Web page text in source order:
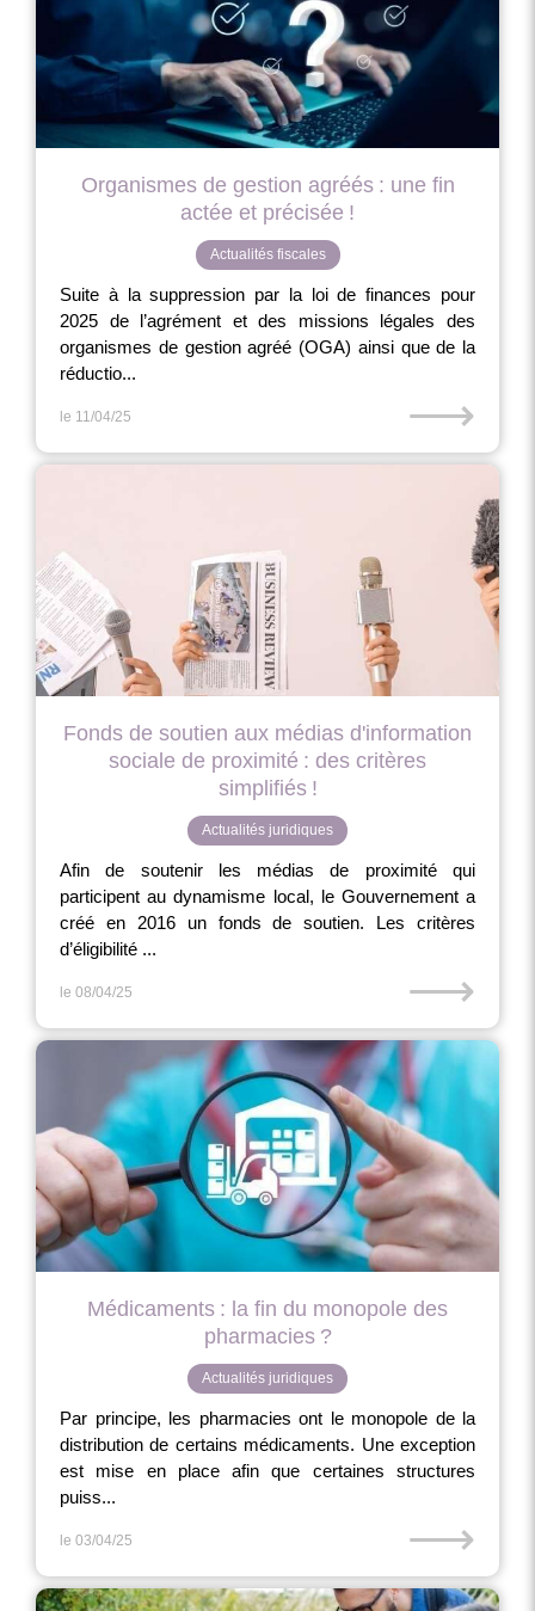
Organismes de gestion agréés : une fin
actée et précisée !
Actualités fiscales
Suite à la suppression par la loi de finances pour
2025 de l’agrément et des missions légales des
organismes de gestion agréé (OGA) ainsi que de la
réductio...
le 11/04/25 ⟶
Fonds de soutien aux médias d'information
sociale de proximité : des critères
simplifiés !
Actualités juridiques
Afin de soutenir les médias de proximité qui
participent au dynamisme local, le Gouvernement a
créé en 2016 un fonds de soutien. Les critères
d’éligibilité ...
le 08/04/25 ⟶
Médicaments : la fin du monopole des
pharmacies ?
Actualités juridiques
Par principe, les pharmacies ont le monopole de la
distribution de certains médicaments. Une exception
est mise en place afin que certaines structures
puiss...
le 03/04/25 ⟶